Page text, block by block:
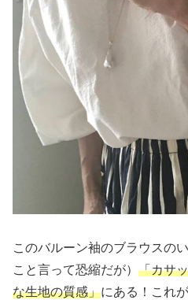
このバルーン袖のブラウスの
こと言って恐縮だが） 「カサ
な生地の質感」にある！これ